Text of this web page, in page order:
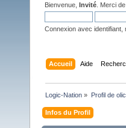
Bienvenue, Invité . Merci de
Connexion avec
Accueil Aide
Logic-Nation » Profil de
Infos du Profil